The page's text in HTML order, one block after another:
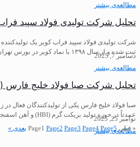
مطالعه‌ی بیشتر
تحلیل شرکت تولیدی فولاد سپید
ثبت شده و از سال ۱۳۹۸ با نماد کویر در بورس تهران
مطالعه‌ی بیشتر
دسامبر 7, 2025
تحلیل شرکت صبا فولاد خلیج فارس
صبا فولاد خلیج فارس یکی از تولیدکنندگان فعال
عمدتاً در حوزه تولید بریکت گرم (HBI) و آهن اسفنجی فعالیت می‌کند.
مطالعه‌ی بیشتر
نوامبر 25, 2025
« قبلی
Page1 Page2 Page3 Page4 Page5 بعدی »